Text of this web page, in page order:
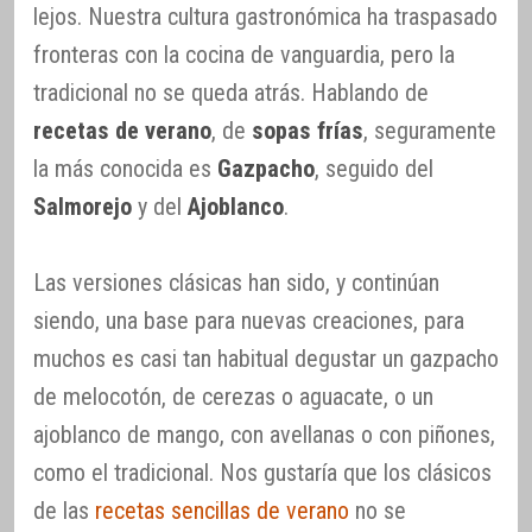
lejos. Nuestra cultura gastronómica ha traspasado
fronteras con la cocina de vanguardia, pero la
tradicional no se queda atrás. Hablando de
recetas de verano, de sopas frías, seguramente
la más conocida es Gazpacho, seguido del
Salmorejo y del Ajoblanco.
Las versiones clásicas han sido, y continúan
siendo, una base para nuevas creaciones, para
muchos es casi tan habitual degustar un gazpacho
de melocotón, de cerezas o aguacate, o un
ajoblanco de mango, con avellanas o con piñones,
como el tradicional. Nos gustaría que los clásicos
de las recetas sencillas de verano no se